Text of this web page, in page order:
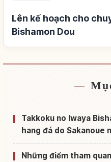
Lên kế hoạch cho
Bishamon Dou
Tìm chỗ ở gần
Tìm trải nghiệm tại
Takkoku no Iwaya
hang đá do Sakanoue
Những điểm tham